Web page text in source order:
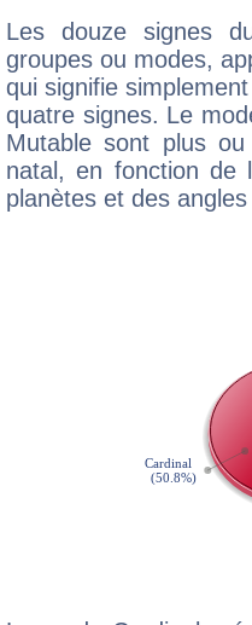
Les douze signes
groupes ou modes,
qui signifie
quatre signes. Le
Mutable sont plus
natal, en fonction de
planètes et des